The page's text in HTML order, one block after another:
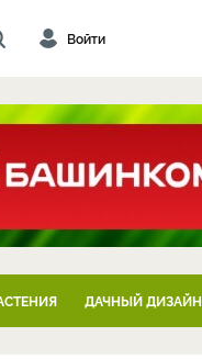
Войти
ДАЧНЫЙ ДИЗАЙН